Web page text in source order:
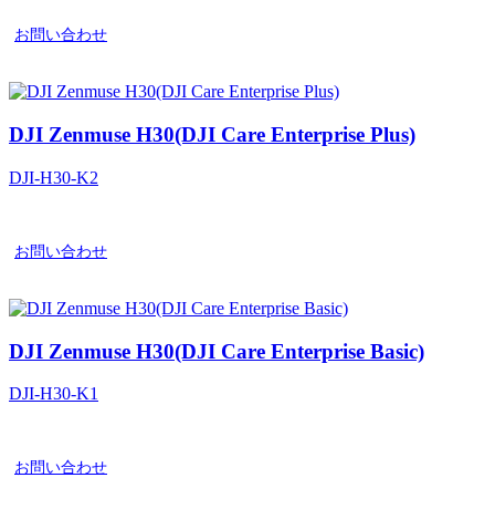
お問い合わせ
DJI Zenmuse H30(DJI Care Enterprise Plus)
DJI-H30-K2
お問い合わせ
DJI Zenmuse H30(DJI Care Enterprise Basic)
DJI-H30-K1
お問い合わせ